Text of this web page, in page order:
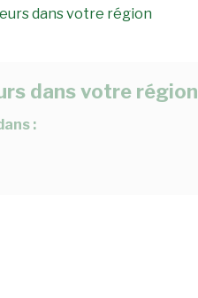
dans votre région
dans votre région
: